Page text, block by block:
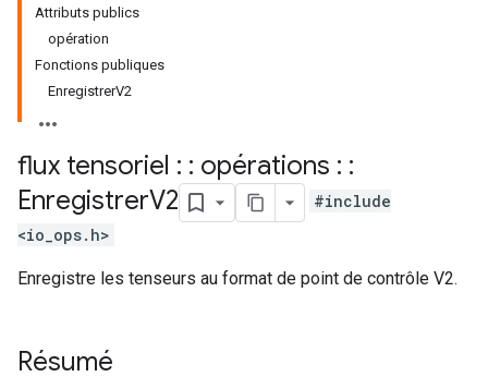
Attributs publics
opération
Fonctions publiques
EnregistrerV2
flux tensoriel : : opérations : :
EnregistrerV2
#include
<io_ops.h>
Enregistre les tenseurs au format de point de contrôle V2.
Résumé